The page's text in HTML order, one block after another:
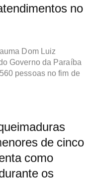
no
Dom Luiz
Governo da Paraíba
pessoas no fim de
de cinco
como
os